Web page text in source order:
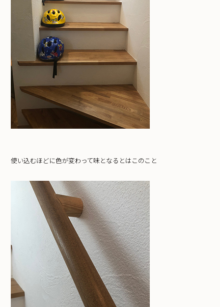
使い込むほどに色が変わって味となるとはこのこと